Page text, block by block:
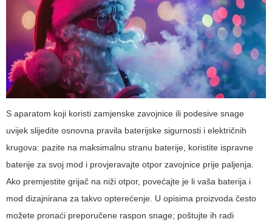
S aparatom koji koristi zamjenske zavojnice ili podesive snage
uvijek slijedite osnovna pravila baterijske sigurnosti i električnih
krugova: pazite na maksimalnu stranu baterije, koristite ispravne
baterije za svoj mod i provjeravajte otpor zavojnice prije paljenja.
Ako premjestite grijač na niži otpor, povećajte je li vaša baterija i
mod dizajnirana za takvo opterećenje. U opisima proizvoda često
možete pronaći preporučene raspon snage; poštujte ih radi